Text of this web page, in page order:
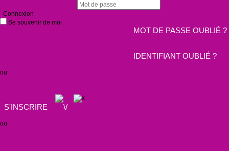
Connexion
Se souvenir de moi
MOT DE PASSE OUBLIÉ ?
IDENTIFIANT OUBLIÉ ?
ou
S'INSCRIRE
ou